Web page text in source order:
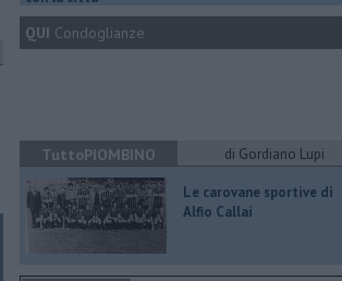
QUI Condoglianze
TuttoPIOMBINO di Gordiano Lupi
​Le carovane sportive di
Alfio Callai